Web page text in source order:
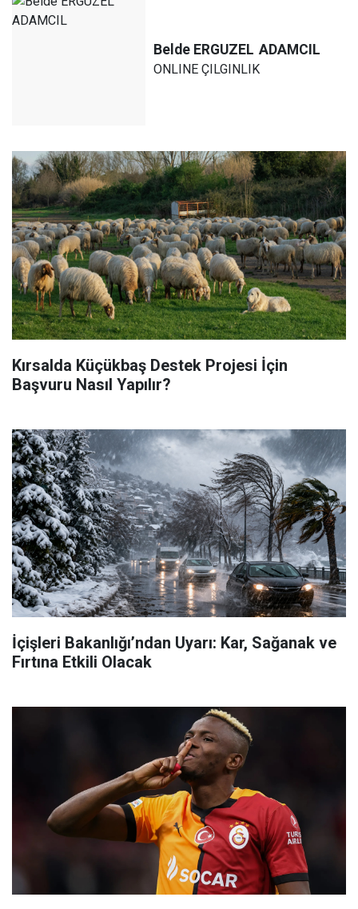
Belde ERGUZEL ADAMCIL
ONLINE ÇILGINLIK
Kırsalda Küçükbaş Destek Projesi İçin
Başvuru Nasıl Yapılır?
İçişleri Bakanlığı’ndan Uyarı: Kar, Sağanak ve
Fırtına Etkili Olacak